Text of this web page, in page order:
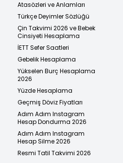
Atasözleri ve Anlamları
Türkçe Deyimler Sözlüğü
Çin Takvimi 2026 ve Bebek
Cinsiyeti Hesaplama
İETT Sefer Saatleri
Gebelik Hesaplama
Yükselen Burç Hesaplama
2026
Yüzde Hesaplama
Geçmiş Döviz Fiyatları
Adım Adım Instagram
Hesap Dondurma 2026
Adım Adım Instagram
Hesap Silme 2026
Resmi Tatil Takvimi 2026